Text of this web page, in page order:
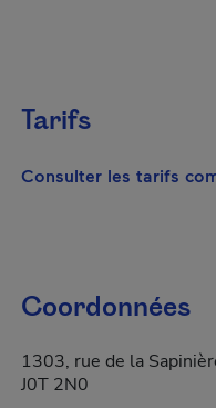
Tarifs
Consulter les tarifs
Coordonnées
1303, rue de la
J0T 2N0